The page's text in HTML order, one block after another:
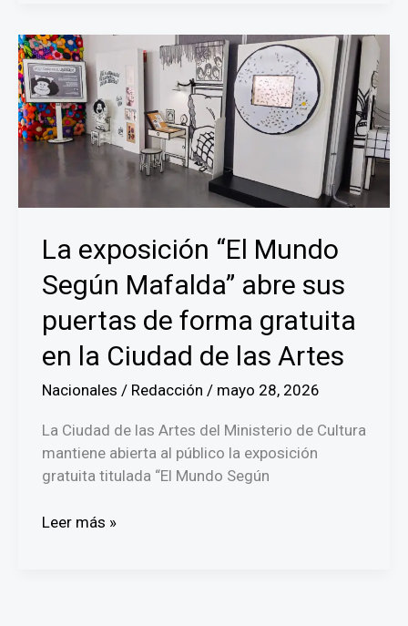
en
Panamá
para
integrar
la
biodiversidad
en
la
inversiones
globales
La exposición “El Mundo
Según Mafalda” abre sus
puertas de forma gratuita
en la Ciudad de las Artes
Nacionales / Redacción / mayo 28, 2026
La Ciudad de las Artes del Ministerio de Cultura
mantiene abierta al público la exposición
gratuita titulada “El Mundo Según
La
Leer más »